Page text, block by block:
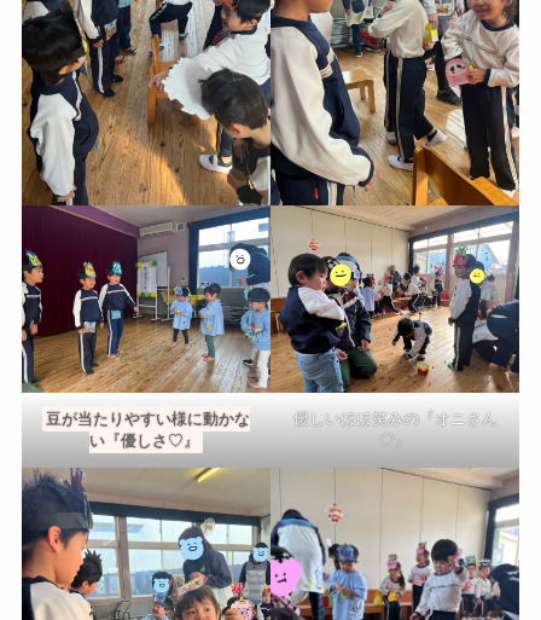
豆が当たりやすい様に動かな
い『優しさ♡』
優しいほほ笑みの『オニさん
♡』